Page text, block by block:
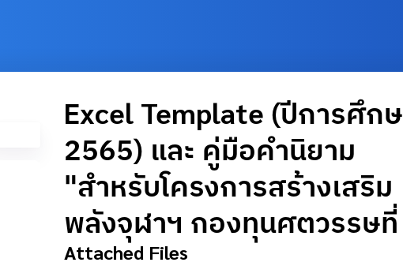
Excel Template (ปีการศึก
2565) และ คู่มือคำนิยาม
"สำหรับโครงการสร้างเสริม
พลังจุฬาฯ กองทุนศตวรรษ
Attached Files